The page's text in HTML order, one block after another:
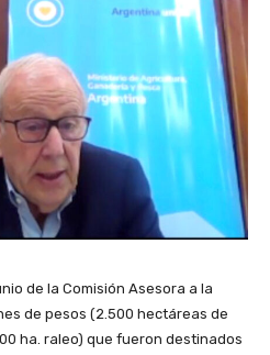
de la Comisión Asesora a la
de pesos (2.500 hectáreas de
ha. raleo) que fueron destinados